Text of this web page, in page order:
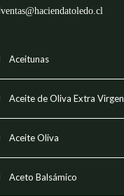
ventas@haciendatoledo.cl
Aceitunas
Aceite de Oliva Extra Virgen
Aceite Oliva
Aceto Balsámico